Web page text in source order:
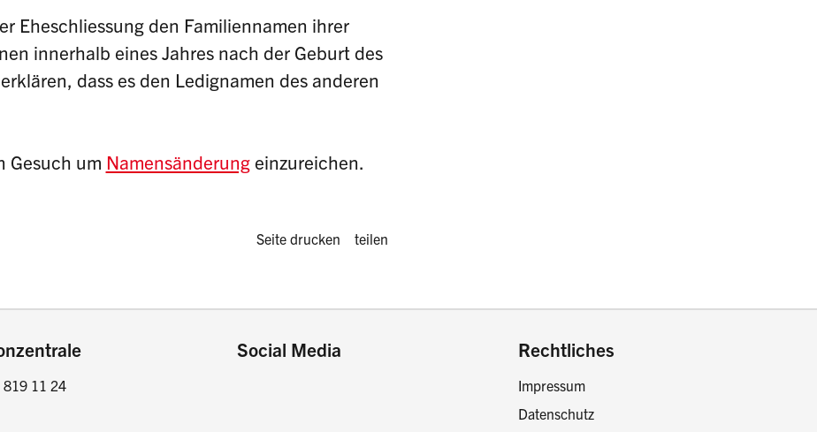
Eheschliessung den Familiennamen ihrer
innerhalb eines Jahres nach der Geburt des
dass es den Ledignamen des anderen
Gesuch um Namensänderungeinzureichen.
Diese Seite drucken oder teilen:
Seite drucken teilen
819 11 24
Social Media Rechtliches
Impressum
Datenschutz